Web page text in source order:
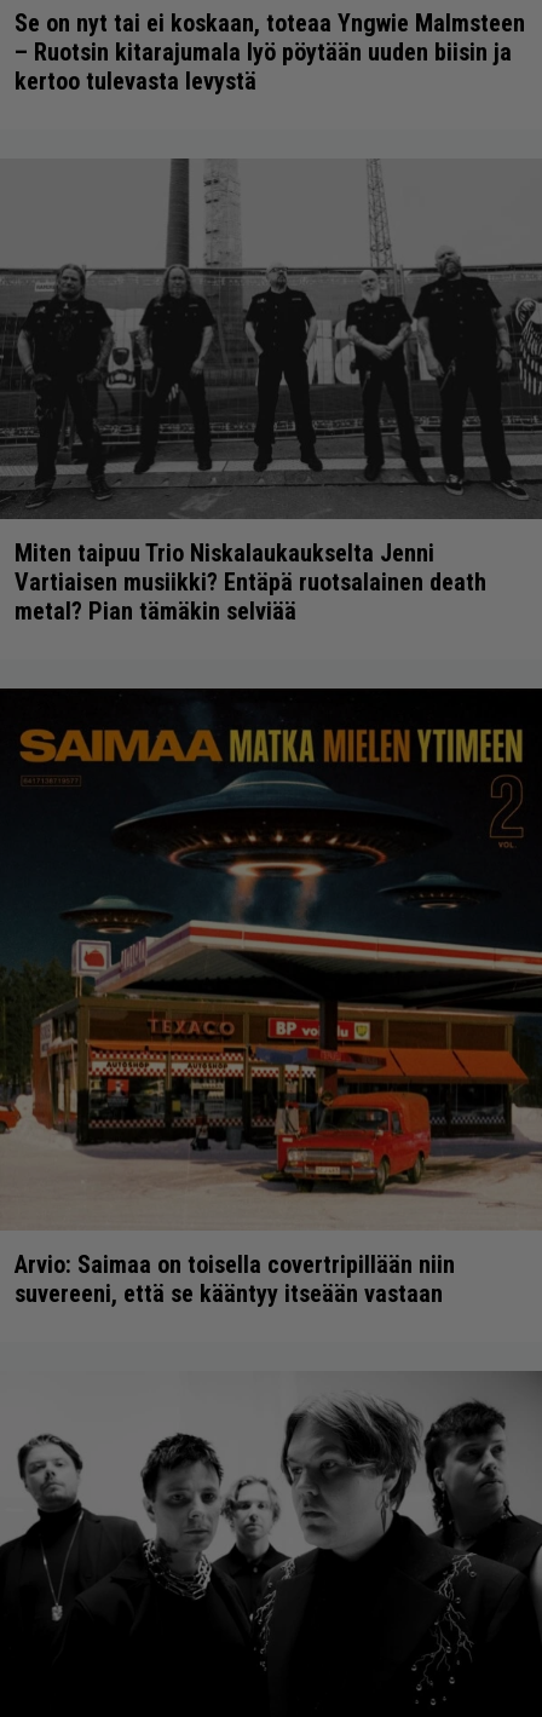
Se on nyt tai ei koskaan, toteaa Yngwie Malmsteen
– Ruotsin kitarajumala lyö pöytään uuden biisin ja
kertoo tulevasta levystä
Miten taipuu Trio Niskalaukaukselta Jenni
Vartiaisen musiikki? Entäpä ruotsalainen death
metal? Pian tämäkin selviää
Arvio: Saimaa on toisella covertripillään niin
suvereeni, että se kääntyy itseään vastaan